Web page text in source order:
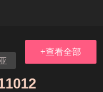
+查看全部
历程)